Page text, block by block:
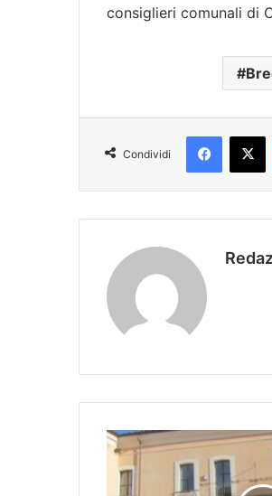
consiglieri comunali di
Condividi